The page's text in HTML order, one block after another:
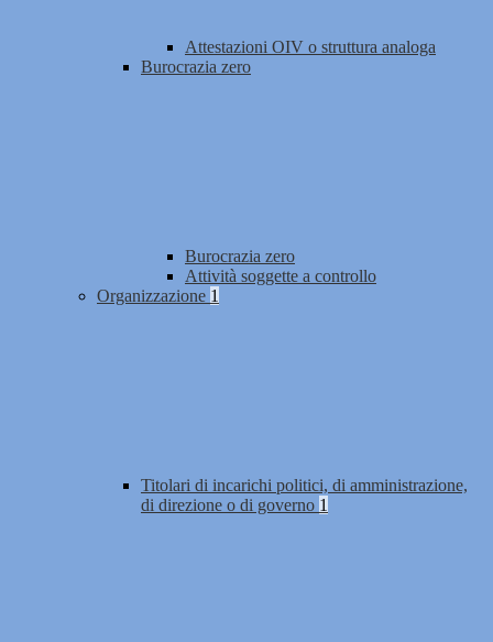
Attestazioni OIV o struttura analoga
Burocrazia zero
Burocrazia zero
Attività soggette a controllo
Organizzazione 1
Titolari di incarichi politici, di amministrazione,
di direzione o di governo 1